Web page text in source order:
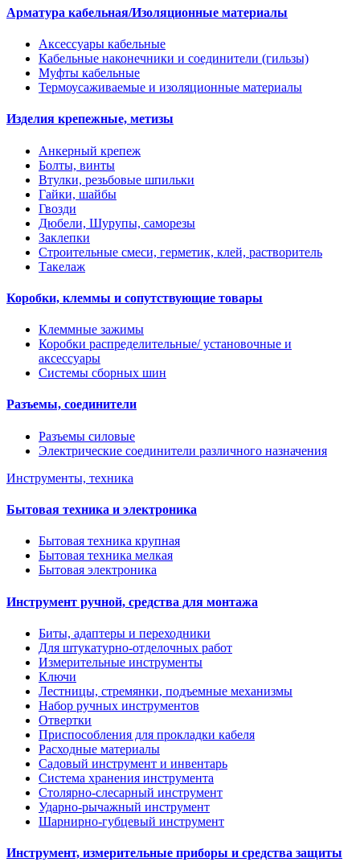
Арматура кабельная/Изоляционные материалы
Аксессуары кабельные
Кабельные наконечники и соединители (гильзы)
Муфты кабельные
Термоусаживаемые и изоляционные материалы
Изделия крепежные, метизы
Анкерный крепеж
Болты, винты
Втулки, резьбовые шпильки
Гайки, шайбы
Гвозди
Дюбели, Шурупы, саморезы
Заклепки
Строительные смеси, герметик, клей, растворитель
Такелаж
Коробки, клеммы и сопутствующие товары
Клеммные зажимы
Коробки распределительные/ установочные и
аксессуары
Системы сборных шин
Разъемы, соединители
Разъемы силовые
Электрические соединители различного назначения
Инструменты, техника
Бытовая техника и электроника
Бытовая техника крупная
Бытовая техника мелкая
Бытовая электроника
Инструмент ручной, средства для монтажа
Биты, адаптеры и переходники
Для штукатурно-отделочных работ
Измерительные инструменты
Ключи
Лестницы, стремянки, подъемные механизмы
Набор ручных инструментов
Отвертки
Приспособления для прокладки кабеля
Расходные материалы
Садовый инструмент и инвентарь
Система хранения инструмента
Столярно-слесарный инструмент
Ударно-рычажный инструмент
Шарнирно-губцевый инструмент
Инструмент, измерительные приборы и средства защиты